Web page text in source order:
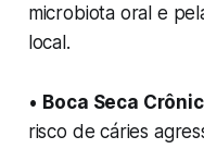
microbiota oral e
local.
• Boca Seca
risco de cáries